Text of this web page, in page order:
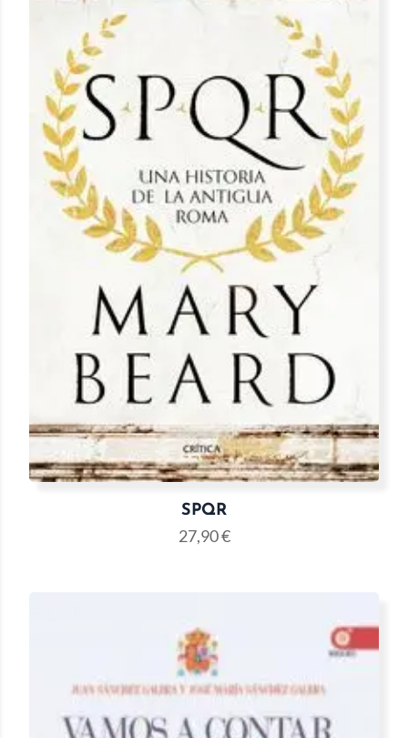
SPQR
27,90€